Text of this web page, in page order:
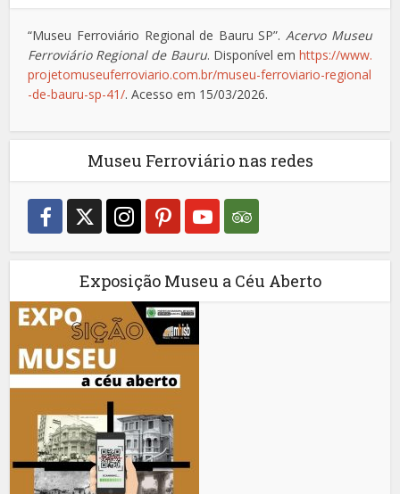
“Museu Ferroviário Regional de Bauru SP”.Acervo Museu
Ferroviário Regional de Bauru. Disponível em https://www.
projetomuseuferroviario.com.br/museu-ferroviario-regional
-de-bauru-sp-41/. Acesso em 15/03/2026.
Museu Ferroviário nas redes
Exposição Museu a Céu Aberto